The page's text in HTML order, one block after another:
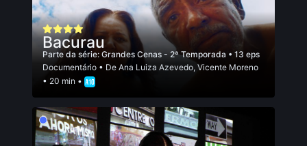
Bacurau
Parte da série: Grandes Cenas - 2ª Temporada • 13 eps
Documentário • De Ana Luiza Azevedo, Vicente Moreno
• 20 min •